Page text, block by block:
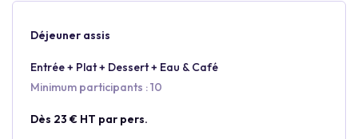
Déjeuner assis
Entrée + Plat + Dessert + Eau & Café
Minimum participants : 10
Dès 23 € HT par pers.